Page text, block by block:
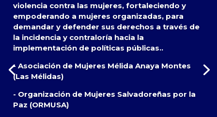
violencia contra las mujeres, fortaleciendo y
empoderando a mujeres organizadas, para
demandar y defender sus derechos a través de
la incidencia y contraloría hacia la
implementación de políticas públicas..
- Asociación de Mujeres Mélida Anaya Montes
(Las Mélidas)
- Organización de Mujeres Salvadoreñas por la
Paz (ORMUSA)